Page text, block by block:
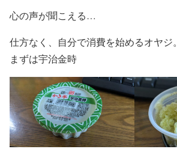
心の声が聞こえる…
仕方なく、自分で消費を始めるオヤジ。
まずは宇治金時